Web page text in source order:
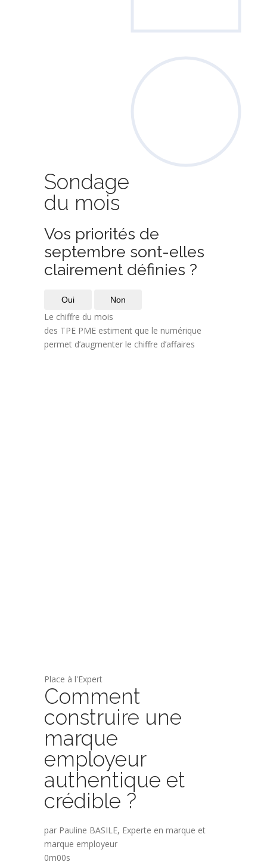
Sondage
du mois
Vos priorités de
septembre sont-elles
clairement définies ?
Oui Non
Le chiffre du mois
des TPE PME estiment que le numérique
permet d’augmenter le chiffre d’affaires
Place à l'Expert
Comment
construire une
marque
employeur
authentique et
crédible ?
par Pauline BASILE, Experte en marque et
marque employeur
0m00s